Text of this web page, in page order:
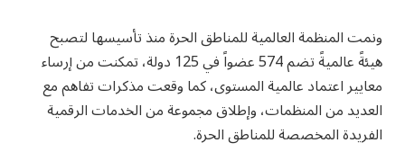
ونمت المنظمة العالمية للمناطق الحرة منذ تأسيسها لتصبح
هيئةً عالميةً تضم 574 عضواً في 125 دولة، تمكنت من إرساء
معايير اعتماد عالمية المستوى، كما وقعت مذكرات تفاهم مع
العديد من المنظمات، وإطلاق مجموعة من الخدمات الرقمية
الفريدة المخصصة للمناطق الحرة.